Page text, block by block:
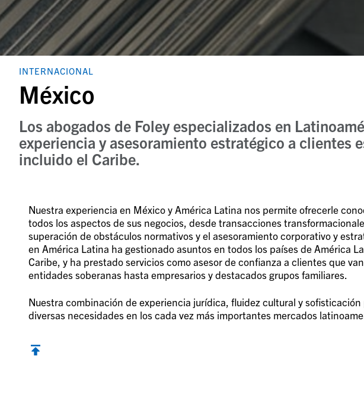
INTERNACIONAL
México
Los abogados de Foley especializados en
experiencia y asesoramiento estratégico a clientes
incluido el Caribe.
Nuestra experiencia en México y América Latina nos permite ofrecerle
todos los aspectos de sus negocios, desde transacciones
superación de obstáculos normativos y el asesoramiento corporativo y
en América Latina ha gestionado asuntos en todos los países de América
Caribe, y ha prestado servicios como asesor de confianza a clientes que
entidades soberanas hasta empresarios y destacados grupos familiares.
Nuestra combinación de experiencia jurídica, fluidez cultural y
diversas necesidades en los cada vez más importantes mercados